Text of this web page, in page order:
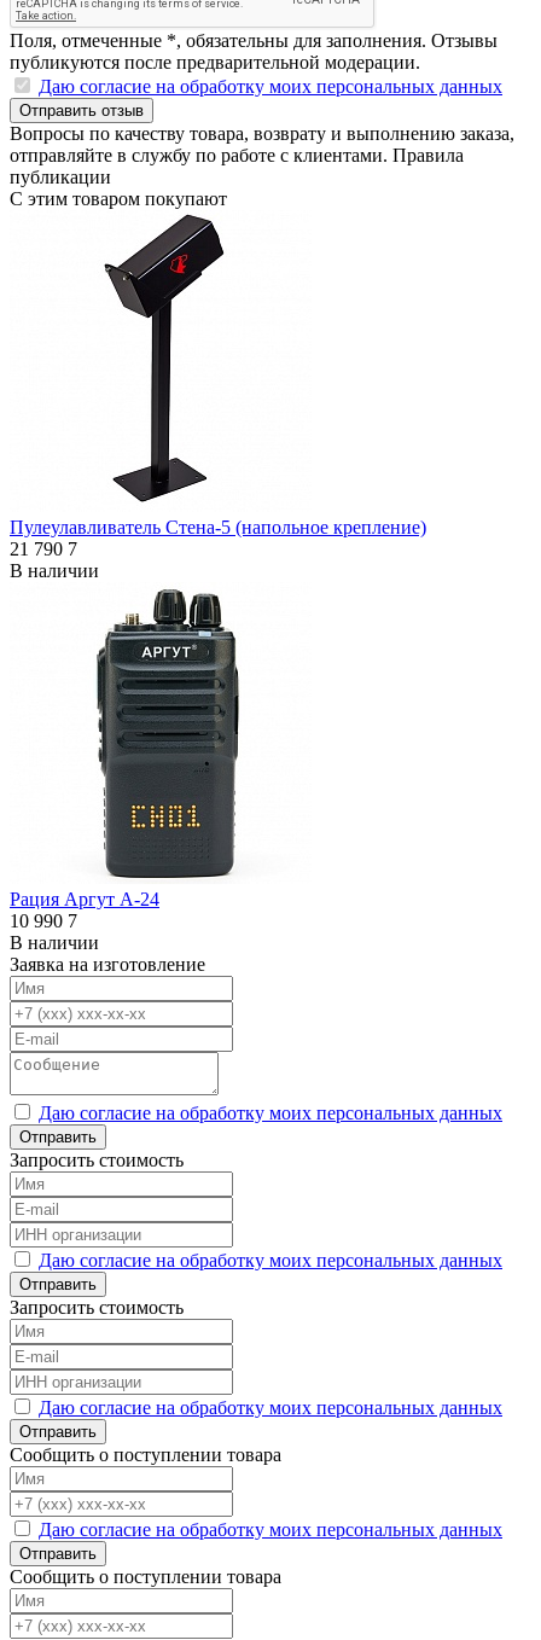
Поля, отмеченные *, обязательны для заполнения. Отзывы
публикуются после предварительной модерации.
Даю согласие на обработку моих персональных данных
Отправить отзыв
Вопросы по качеству товара, возврату и выполнению заказа,
отправляйте в службу по работе с клиентами. Правила
публикации
С этим товаром покупают
Пулеулавливатель Стена-5 (напольное крепление)
21 790 7
В наличии
Рация Аргут А-24
10 990 7
В наличии
Заявка на изготовление
Даю согласие на обработку моих персональных данных
Отправить
Запросить стоимость
Даю согласие на обработку моих персональных данных
Отправить
Запросить стоимость
Даю согласие на обработку моих персональных данных
Отправить
Сообщить о поступлении товара
Даю согласие на обработку моих персональных данных
Отправить
Сообщить о поступлении товара